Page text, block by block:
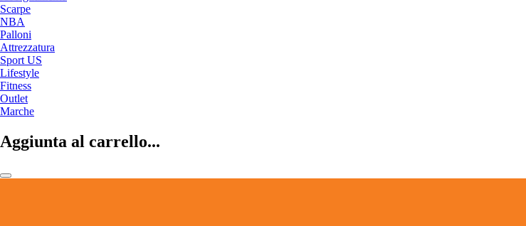
Scarpe
NBA
Palloni
Attrezzatura
Sport US
Lifestyle
Fitness
Outlet
Marche
Aggiunta al carrello...